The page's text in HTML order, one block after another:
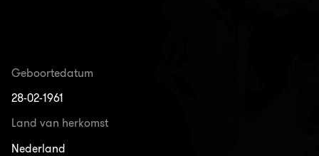
Geboortedatum
28-02-1961
Land van herkomst
Nederland